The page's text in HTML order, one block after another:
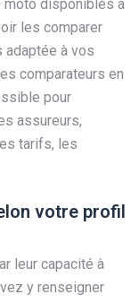
moto disponibles à
les comparer
adaptée à vos
comparateurs en
pour
assureurs,
tarifs, les
votre profil
leur capacité à
y renseigner